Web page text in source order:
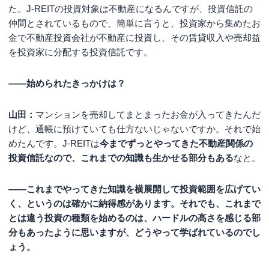
た。J-REITの投資対象は不動産になるんですが、投資信託の
仲間とされているもので、簡単に言うと、投資家から集めたお
金で不動産投資会社が不動産に投資し、その賃貸収入や売却益
を投資家に分配する投資信託です。
――始められたきっかけは？
山田： マンションを売却してまとまったお金が入ってきたんだ
けど、通帳に預けていても仕方ないじゃないですか。それで始
めたんです。J-REITは今までずっとやってきた不動産関係の
投資信託なので、これまでの知識も生かせる部分もあるなと。
――これまでやってきた知識を横展開して投資範囲を広げてい
く、というのは確かに納得感があります。それでも、これまで
とは違う投資の種類を始めるのは、ハードルの高さを感じる部
分もあったように思いますが、どうやって学ばれているのでし
ょう。